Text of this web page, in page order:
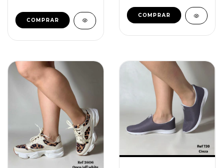
COMPRAR
COMPRAR